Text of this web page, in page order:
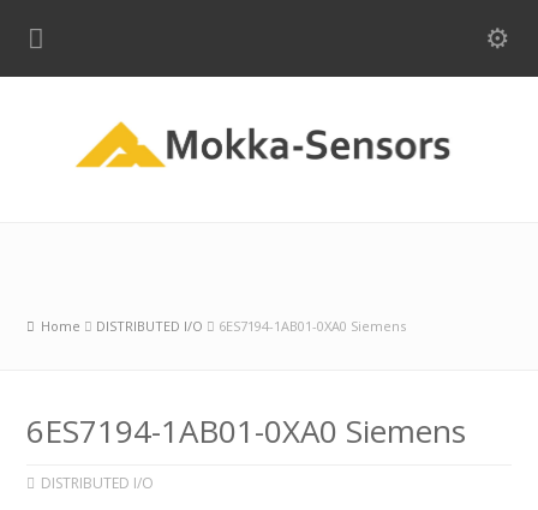
Home DISTRIBUTED I/O 6ES7194-1AB01-0XA0 Siemens
6ES7194-1AB01-0XA0 Siemens
DISTRIBUTED I/O